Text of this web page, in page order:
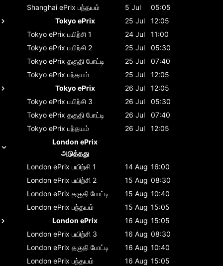
Shanghai ePrix பந்தயம் 5 Jul
05:05
Tokyo ePrix
25 Jul
12:05
Tokyo ePrix பயிற்சி 1 24 Jul
11:00
Tokyo ePrix பயிற்சி 2 25 Jul
05:30
Tokyo ePrix தகுதி போட்டி 25 Jul
07:40
Tokyo ePrix பந்தயம் 25 Jul
12:05
Tokyo ePrix
26 Jul
12:05
Tokyo ePrix பயிற்சி 3 26 Jul
05:30
Tokyo ePrix தகுதி போட்டி 26 Jul
07:40
Tokyo ePrix பந்தயம் 26 Jul
12:05
London ePrix
அடுத்தது
London ePrix பயிற்சி 1 14 Aug 16:00
London ePrix பயிற்சி 2 15 Aug 08:30
London ePrix தகுதி போட்டி 15 Aug 10:40
London ePrix பந்தயம் 15 Aug 15:05
London ePrix
16 Aug 15:05
London ePrix பயிற்சி 3 16 Aug 08:30
London ePrix தகுதி போட்டி 16 Aug 10:40
London ePrix பந்தயம் 16 Aug 15:05